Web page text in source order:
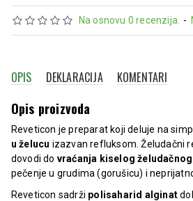
Na osnovu 0 recenzija. -
OPIS DEKLARACIJA KOMENTARI
Opis proizvoda
Reveticon je preparat koji deluje na
u želucu izazvan refluksom. Želudačni
dovodi do vraćanja kiselog
pečenje u grudima (gorušicu) i
Reveticon sadrži polisaharid alginat